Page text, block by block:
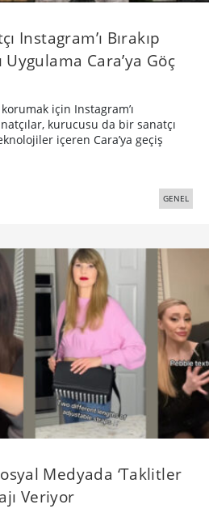
Instagram’ı Bırakıp
Uygulama Cara’ya Göç
için Instagram’ı
kurucusu da bir sanatçı
içeren Cara’ya geçiş
GENEL
Medyada ‘Taklitler
Veriyor